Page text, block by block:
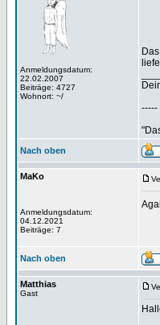
Anmeldungsdatum:
22.02.2007
Beiträge: 4727
Wohnort: ~/
-----
Nach oben
MaKo
Anmeldungsdatum:
04.12.2021
Beiträge: 7
Nach oben
Matthias
Gast